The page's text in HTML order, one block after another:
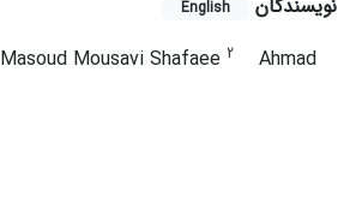
نویسندگان English
Masoud Mousavi Shafaee 2
Ahmad